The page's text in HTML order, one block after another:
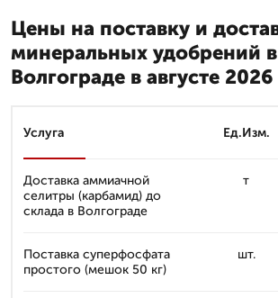
Цены на поставку и
минеральных удобрений в
Волгограде в августе 2026
Услуга Ед.Изм.
Доставка аммиачной
селитры (карбамид) до
склада в Волгограде
т
Поставка суперфосфата
простого (мешок 50 кг)
шт.